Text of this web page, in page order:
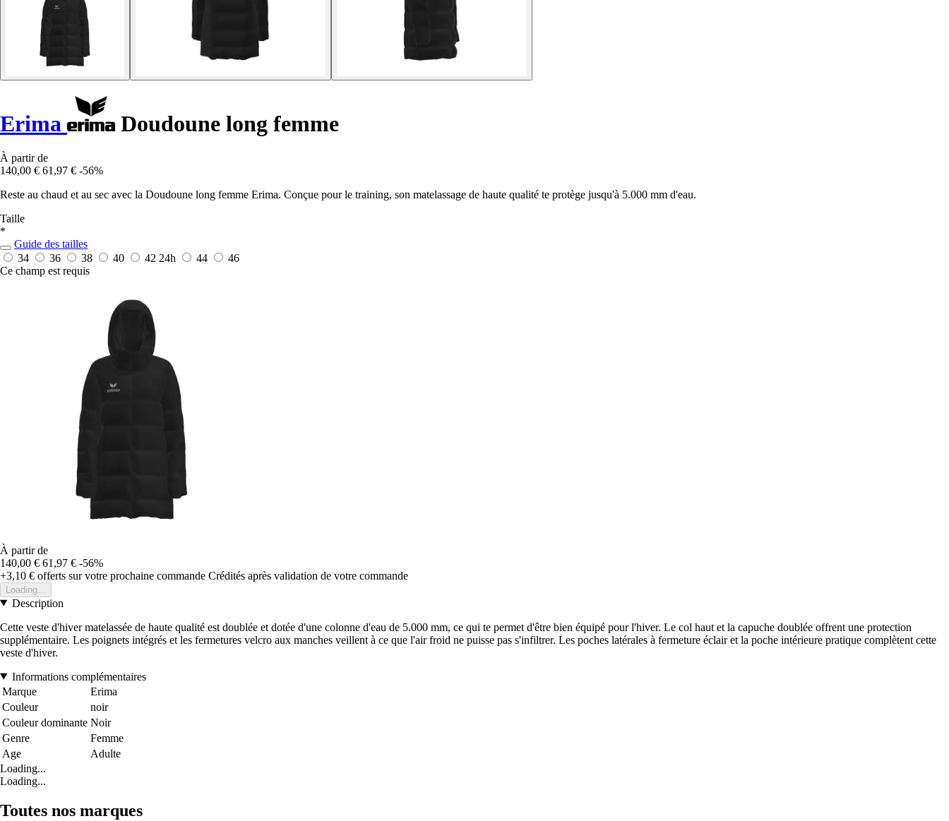
Erima Doudoune long femme
À partir de
140,00 € 61,97 € -56%
Reste au chaud et au sec avec la Doudoune long femme Erima. Conçue pour le training, son matelassage de haute qualité te protège jusqu'à 5.000 mm d'eau.
Taille
*
Guide des tailles
34
36 38 40 42 24h 44
46
Ce champ est requis
À partir de
140,00 € 61,97 € -56%
+3,10 € offerts sur votre prochaine commande Crédités après validation de votre commande
Loading...
Description
Cette veste d'hiver matelassée de haute qualité est doublée et dotée d'une colonne d'eau de 5.000 mm, ce qui te permet d'être bien équipé pour l'hiver. Le col haut et la capuche doublée offrent une protection
supplémentaire. Les poignets intégrés et les fermetures velcro aux manches veillent à ce que l'air froid ne puisse pas s'infiltrer. Les poches latérales à fermeture éclair et la poche intérieure pratique complètent cette
veste d'hiver.
Informations complémentaires
Marque
Erima
Couleur
noir
Couleur dominante Noir
Genre
Femme
Age
Adulte
Loading...
Loading...
Toutes nos marques